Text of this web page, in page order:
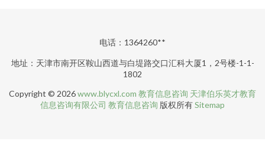
电话：1364260**
地址：天津市南开区鞍山西道与白堤路交口汇科大厦1，2号楼-1-1-
1802
Copyright © 2026www.blycxl.com 教育信息咨询 天津伯乐英才教育
信息咨询有限公司 教育信息咨询 版权所有Sitemap